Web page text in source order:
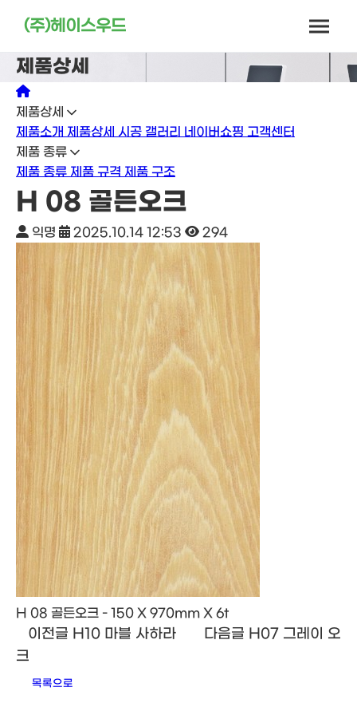
(주)헤이스우드
제품상세
제품상세
제품소개 제품상세 시공 갤러리 네이버쇼핑 고객센터
제품 종류
제품 종류 제품 규격 제품 구조
H 08 골든오크
익명 2025.10.14 12:53 294
H 08 골든오크 - 150 X 970mm X 6t
이전글 H10 마블 사하라 다음글 H07 그레이 오
크
목록으로